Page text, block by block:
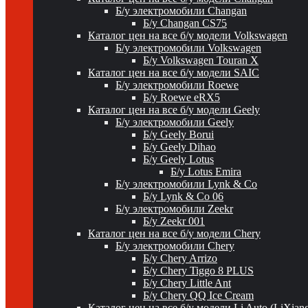
Б/у электромобили Changan
Б/у Changan CS75
Каталог цен на все б/у модели Volkswagen
Б/у электромобили Volkswagen
Б/у Volkswagen Touran X
Каталог цен на все б/у модели SAIC
Б/у электромобили Roewe
Б/у Roewe eRX5
Каталог цен на все б/у модели Geely
Б/у электромобили Geely
Б/у Geely Borui
Б/у Geely Dihao
Б/у Geely Lotus
Б/у Lotus Emira
Б/у электромобили Lynk & Co
Б/у Lynk & Co 06
Б/у электромобили Zeekr
Б/у Zeekr 001
Каталог цен на все б/у модели Chery
Б/у электромобили Chery
Б/у Chery Arrizo
Б/у Chery Tiggo 8 PLUS
Б/у Chery Little Ant
Б/у Chery QQ Ice Cream